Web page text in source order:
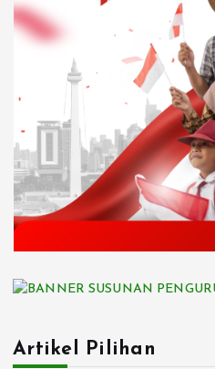
Artikel Pilihan